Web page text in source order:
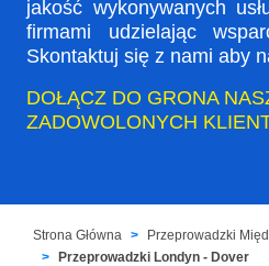
jakość wykonywanych
firmami udzielając
Skontaktuj się z nami aby
DOŁĄCZ DO GRONA
ZADOWOLONYCH
Strona Główna
Przeprowadzki
Przeprowadzki Londyn - Dover